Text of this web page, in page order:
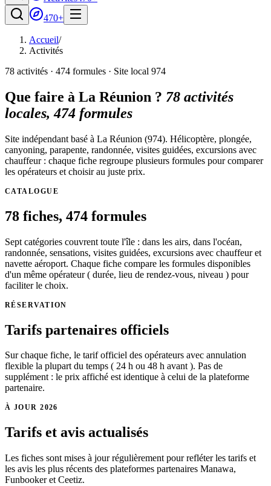
470+
Accueil/
Activités
78 activités · 474 formules · Site local 974
Que faire à La Réunion ? 78 activités
locales,474 formules
Site indépendant basé à La Réunion (974). Hélicoptère, plongée,
canyoning, parapente, randonnée, visites guidées, excursions avec
chauffeur : chaque fiche regroupe plusieurs formules pour comparer
les opérateurs et choisir au juste prix.
CATALOGUE
78 fiches, 474 formules
Sept catégories couvrent toute l'île : dans les airs, dans l'océan,
randonnée, sensations, visites guidées, excursions avec chauffeur et
navette aéroport. Chaque fiche compare les formules disponibles
d'un même opérateur ( durée, lieu de rendez-vous, niveau ) pour
faciliter le choix.
RÉSERVATION
Tarifs partenaires officiels
Sur chaque fiche, le tarif officiel des opérateurs avec annulation
flexible la plupart du temps ( 24 h ou 48 h avant ). Pas de
supplément : le prix affiché est identique à celui de la plateforme
partenaire.
À JOUR2026
Tarifs et avis actualisés
Les fiches sont mises à jour régulièrement pour refléter les tarifs et
les avis les plus récents des plateformes partenaires Manawa,
Funbooker et Ceetiz.